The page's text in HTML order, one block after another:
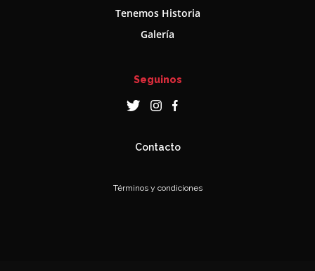
Tenemos Historia
Galería
Seguinos
Contacto
Términos y condiciones